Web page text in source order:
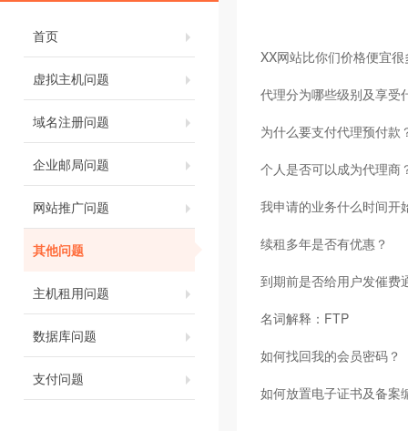
首页
虚拟主机问题
域名注册问题
企业邮局问题
网站推广问题
其他问题
主机租用问题
数据库问题
支付问题
XX网站比你们价格便宜很
代理分为哪些级别及享受
为什么要支付代理预付款
个人是否可以成为代理商
我申请的业务什么时间开
续租多年是否有优惠？
到期前是否给用户发催费
名词解释：FTP
如何找回我的会员密码？
如何放置电子证书及备案